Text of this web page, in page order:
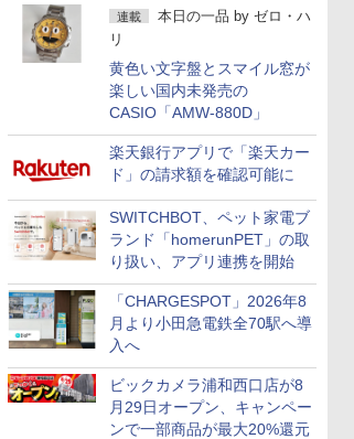
連載 本日の一品 by ゼロ・ハ
リ
黄色い文字盤とスマイル窓が
楽しい国内未発売の
CASIO「AMW-880D」
楽天銀行アプリで「楽天カー
ド」の請求額を確認可能に
SWITCHBOT、ペット家電ブ
ランド「homerunPET」の取
り扱い、アプリ連携を開始
「CHARGESPOT」2026年8
月より小田急電鉄全70駅へ導
入へ
ビックカメラ浦和西口店が8
月29日オープン、キャンペー
ンで一部商品が最大20%還元